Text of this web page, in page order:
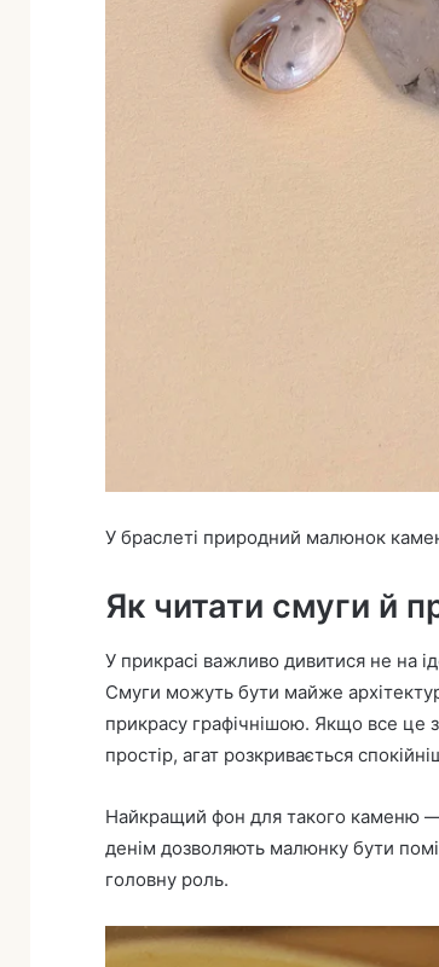
У браслеті природний малюнок
Як читати смуги й
У прикрасі важливо дивитися не на
Смуги можуть бути майже
прикрасу графічнішою. Якщо все це
простір, агат розкривається
Найкращий фон для такого каменю —
денім дозволяють малюнку бути
головну роль.